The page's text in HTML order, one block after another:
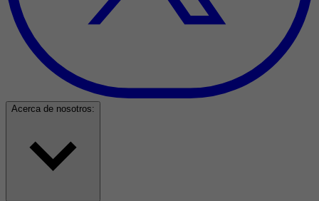
Acerca de nosotros: